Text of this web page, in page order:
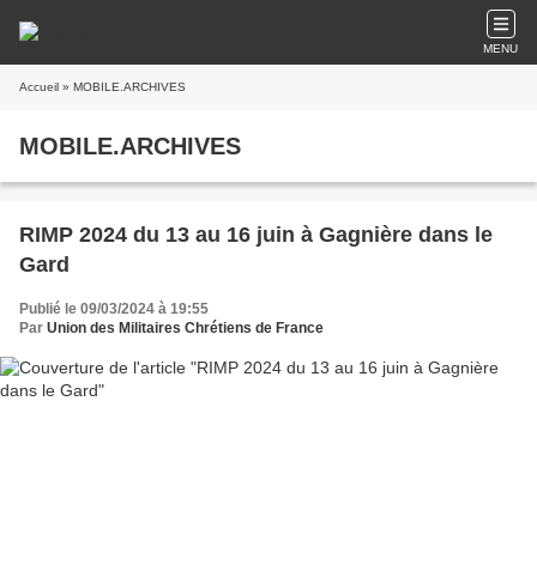
MENU
Accueil » MOBILE.ARCHIVES
MOBILE.ARCHIVES
RIMP 2024 du 13 au 16 juin à Gagnière dans le
Gard
Publié le 09/03/2024 à 19:55
Par Union des Militaires Chrétiens de France